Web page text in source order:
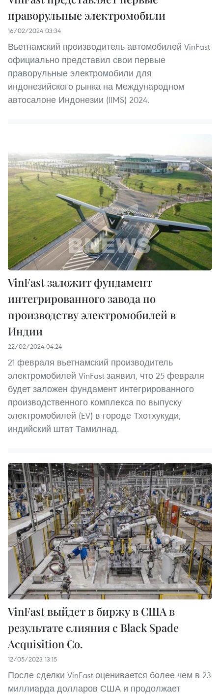
праворульные электромобили
16/02/2024 03:34
Вьетнамский производитель автомобилей VinFast
официально представил свои первые
праворульные электромобили для
индонезийского рынка на Международном
автосалоне Индонезии (IIMS) 2024.
VinFast заложит фундамент
интегрированного завода по
производству электромобилей в
Индии
22/02/2024 04:24
21 февраля вьетнамский производитель
электромобилей VinFast заявил, что 25 февраля
будет заложен фундамент интегрированного
производственного комплекса по выпуску
электромобилей (EV) в городе Тхотхукуди,
индийский штат Тамилнад.
VinFast выйдет в биржу в США в
результате слияния с Black Spade
Acquisition Co.
12/05/2023 13:15
После сделки VinFast оценивается более чем в 23
миллиарда долларов США и продолжает